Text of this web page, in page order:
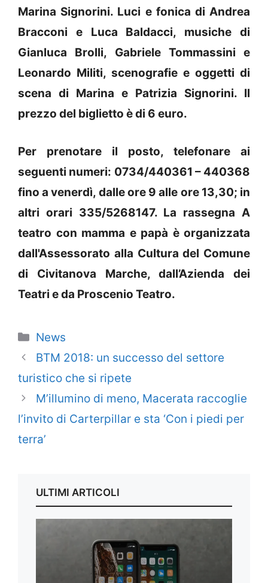
Marina Signorini. Luci e fonica di Andrea
Bracconi e Luca Baldacci, musiche di
Gianluca Brolli, Gabriele Tommassini e
Leonardo Militi, scenografie e oggetti di
scena di Marina e Patrizia Signorini. Il
prezzo del biglietto è di 6 euro.
Per prenotare il posto, telefonare ai
seguenti numeri: 0734/440361 – 440368
fino a venerdì, dalle ore 9 alle ore 13,30; in
altri orari 335/5268147. La rassegna A
teatro con mamma e papà è organizzata
dall'Assessorato alla Cultura del Comune
di Civitanova Marche, dall’Azienda dei
Teatri e da Proscenio Teatro.
Categorie
News
BTM 2018: un successo del settore
turistico che si ripete
M’illumino di meno, Macerata raccoglie
l’invito di Carterpillar e sta ‘Con i piedi per
terra’
ULTIMI ARTICOLI